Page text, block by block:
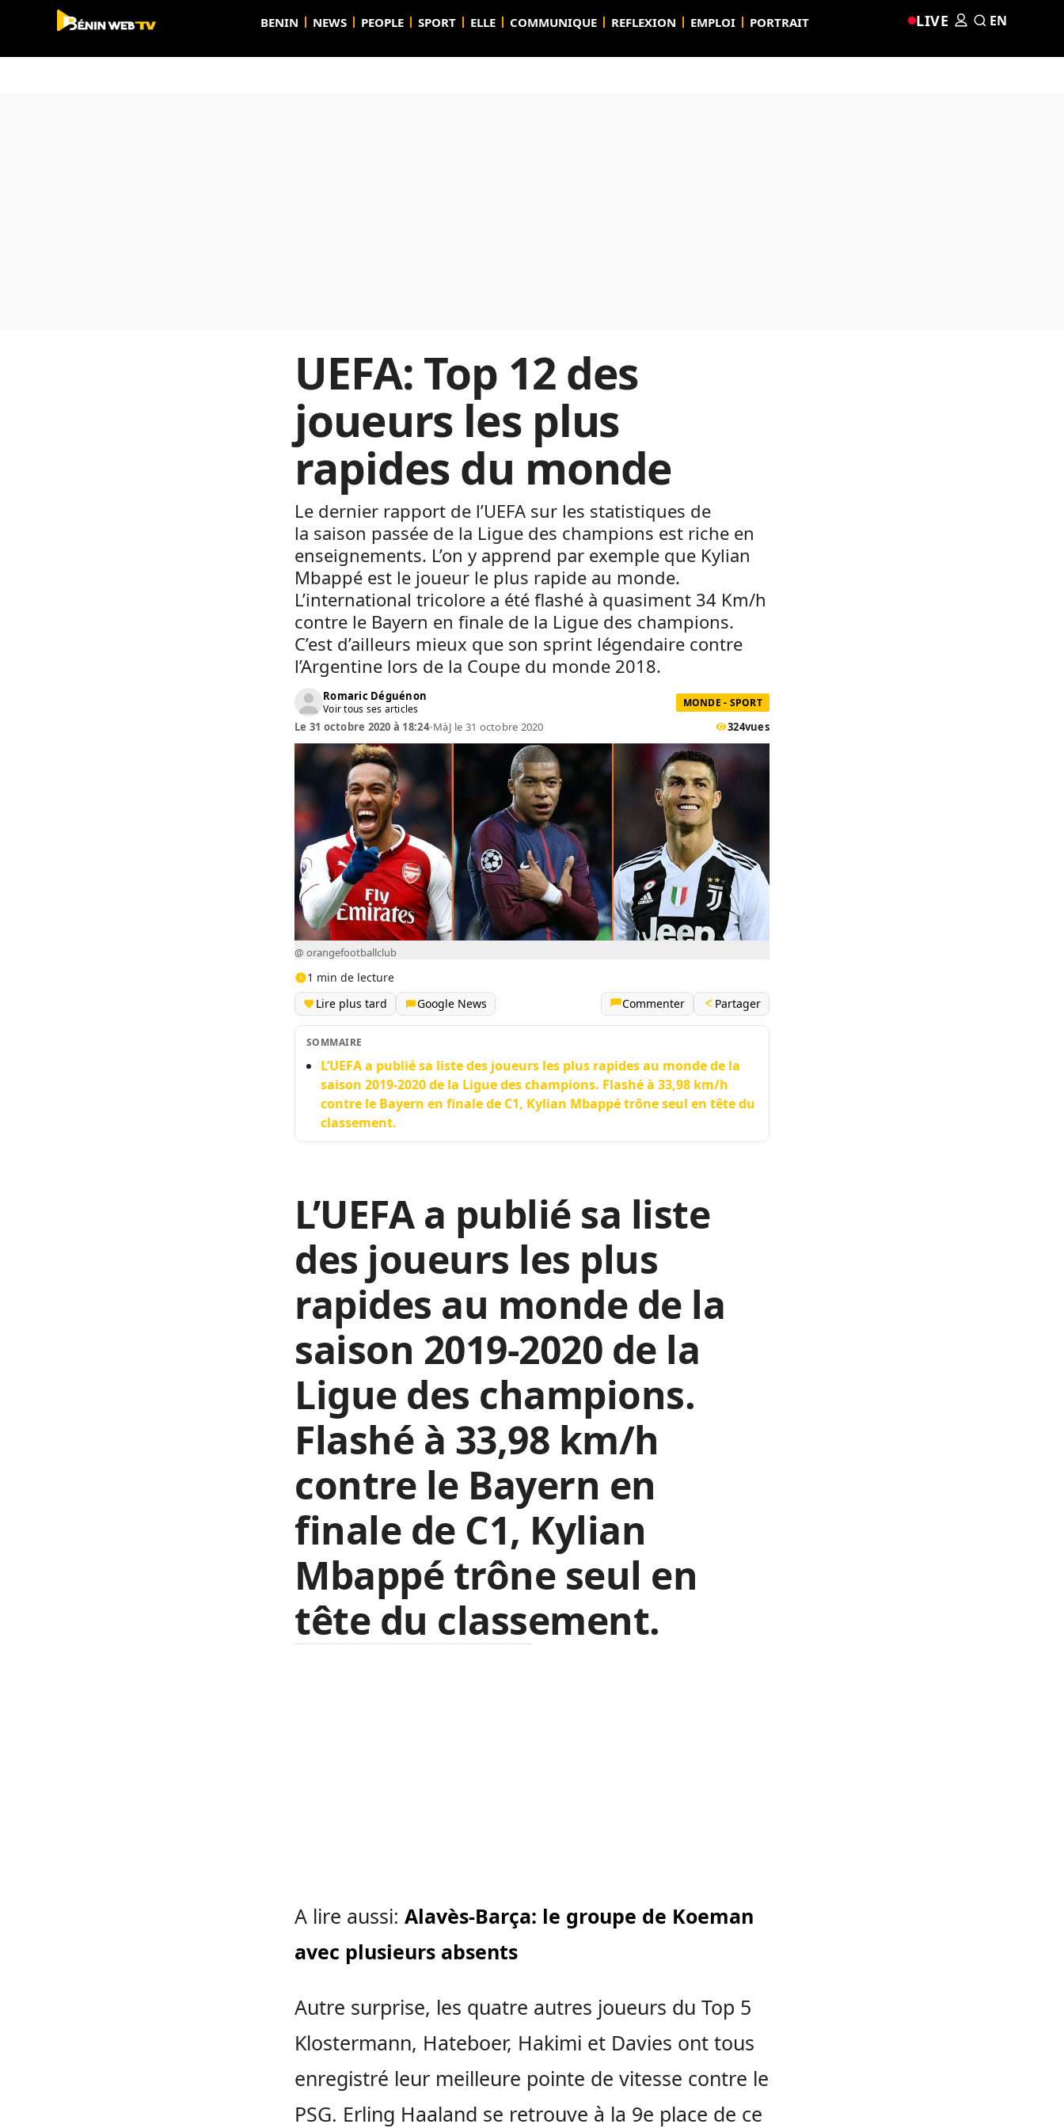
BENIN NEWS PEOPLE SPORT ELLE COMMUNIQUE REFLEXION EMPLOI PORTRAIT LIVE EN
UEFA: Top 12 des
joueurs les plus
rapides du monde
Le dernier rapport de l’UEFA sur les statistiques de
la saison passée de la Ligue des champions est riche en
enseignements. L’on y apprend par exemple que Kylian
Mbappé est le joueur le plus rapide au monde.
L’international tricolore a été flashé à quasiment 34 Km/h
contre le Bayern en finale de la Ligue des champions.
C’est d’ailleurs mieux que son sprint légendaire contre
l’Argentine lors de la Coupe du monde 2018.
Romaric Déguénon
Voir tous ses articles MONDE - SPORT
Le 31 octobre 2020 à 18:24•MàJ le 31 octobre 2020 324vues
@ orangefootballclub
1 min de lecture
Lire plus tard
Google News Commenter Partager
SOMMAIRE
L’UEFA a publié sa liste des joueurs les plus rapides au monde de la
saison 2019-2020 de la Ligue des champions. Flashé à 33,98 km/h
contre le Bayern en finale de C1, Kylian Mbappé trône seul en tête du
classement.
L’UEFA a publié sa liste
des joueurs les plus
rapides au monde de la
saison 2019-2020 de la
Ligue des champions.
Flashé à 33,98 km/h
contre le Bayern en
finale de C1, Kylian
Mbappé trône seul en
tête du classement.
A lire aussi: Alavès-Barça: le groupe de Koeman
avec plusieurs absents
Autre surprise, les quatre autres joueurs du Top 5
Klostermann, Hateboer, Hakimi et Davies ont tous
enregistré leur meilleure pointe de vitesse contre le
PSG. Erling Haaland se retrouve à la 9e place de ce